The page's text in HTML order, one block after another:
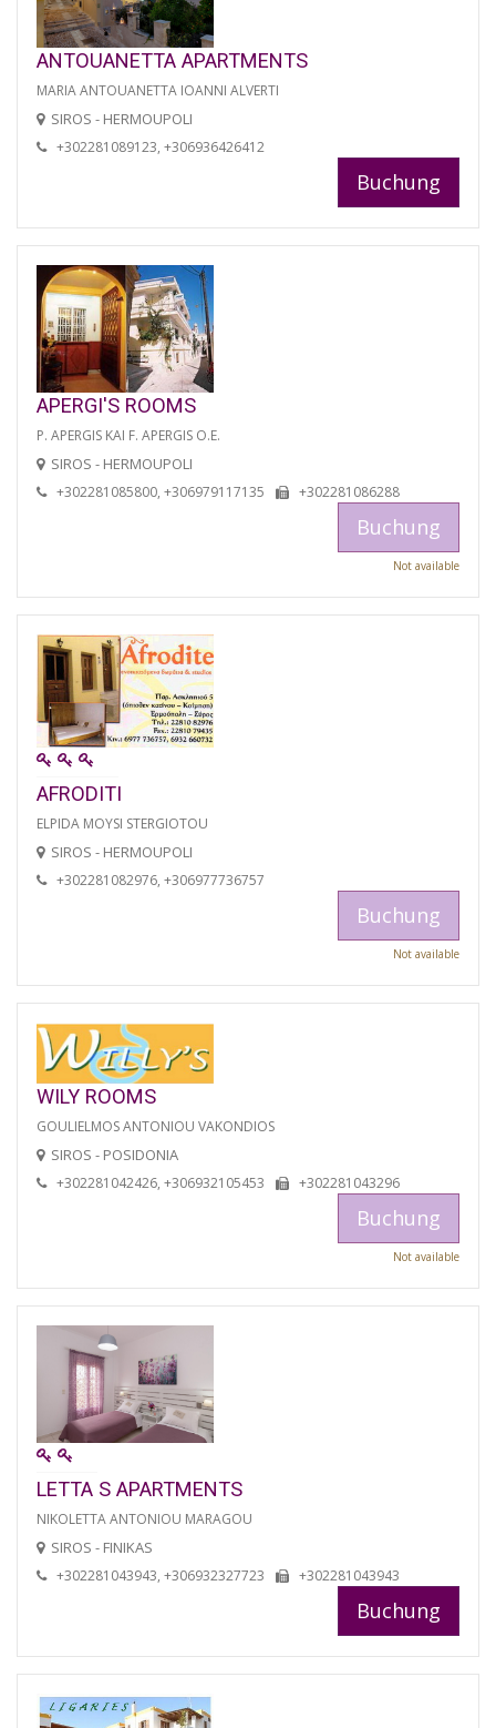
ANTOUANETTA APARTMENTS
MARIA ANTOUANETTA IOANNI ALVERTI
SIROS - HERMOUPOLI
+302281089123, +306936426412
Buchung
APERGI'S ROOMS
P. APERGIS KAI F. APERGIS O.E.
SIROS - HERMOUPOLI
+302281085800, +306979117135 +302281086288
Buchung
Not available
AFRODITI
ELPIDA MOYSI STERGIOTOU
SIROS - HERMOUPOLI
+302281082976, +306977736757
Buchung
Not available
WILY ROOMS
GOULIELMOS ANTONIOU VAKONDIOS
SIROS - POSIDONIA
+302281042426, +306932105453 +302281043296
Buchung
Not available
LETTA S APARTMENTS
NIKOLETTA ANTONIOU MARAGOU
SIROS - FINIKAS
+302281043943, +306932327723 +302281043943
Buchung